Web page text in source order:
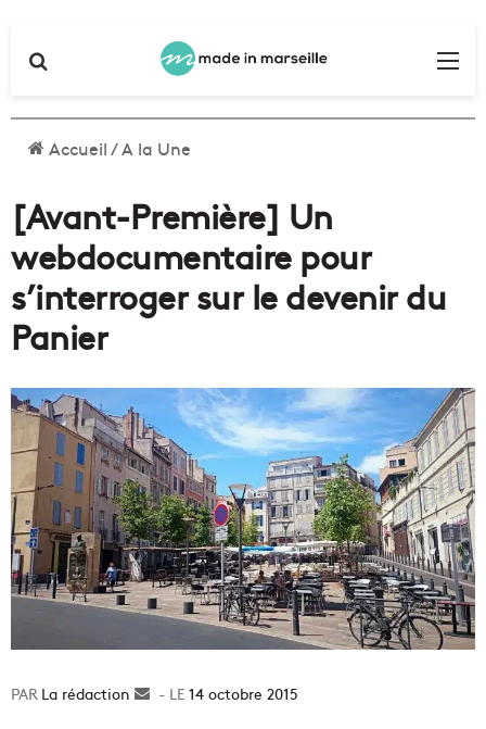
Accueil/A la Une
[Avant-Première] Un
webdocumentaire pour
s’interroger sur le devenir du
Panier
La rédaction
Envoyer14 octobre 2015